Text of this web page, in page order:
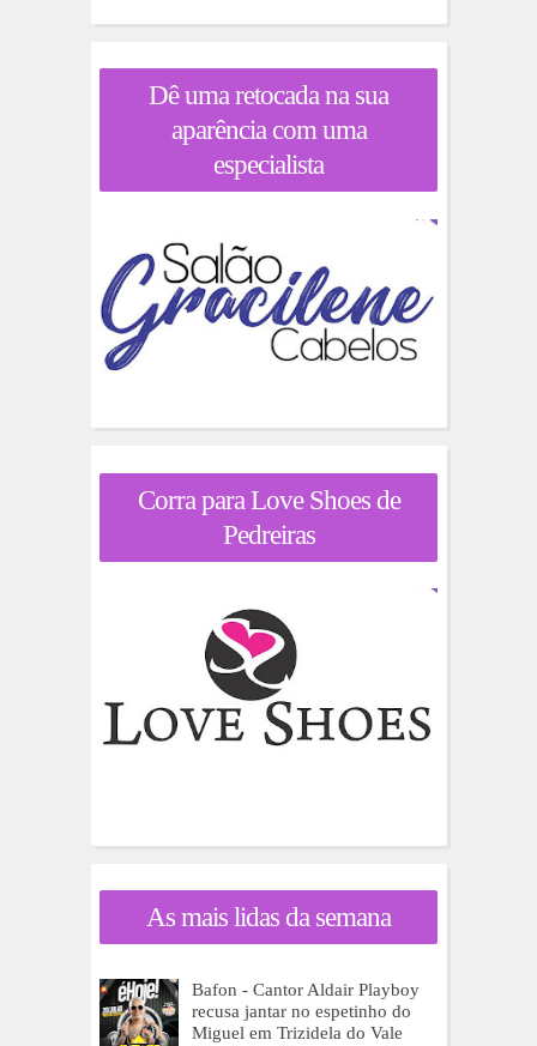
Dê uma retocada na sua
aparência com uma
especialista
Corra para Love Shoes de
Pedreiras
As mais lidas da semana
Bafon - Cantor Aldair Playboy
recusa jantar no espetinho do
Miguel em Trizidela do Vale